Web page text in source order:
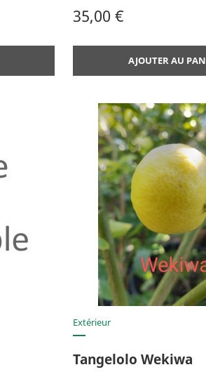
Prix
35,00 €
AJOUTER AU
Extérieur
Tangelolo Wekiwa